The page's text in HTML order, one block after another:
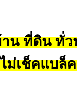
น ที่ดิน ทั่ว
ม่เช็คแบล็